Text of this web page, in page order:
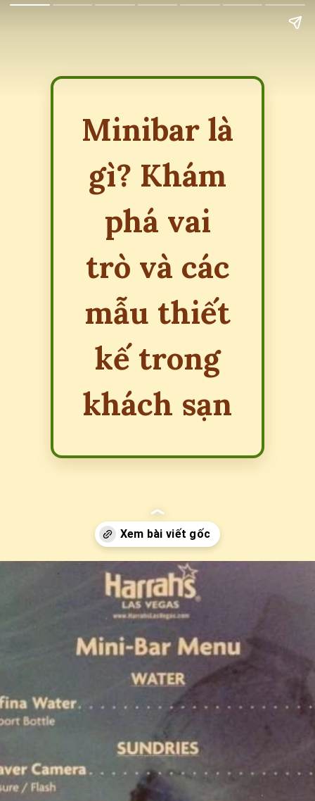
Minibar là
gì? Khám
phá vai
trò và các
mẫu thiết
kế trong
khách sạn
https://erci.edu.vn/minibar-la-gi